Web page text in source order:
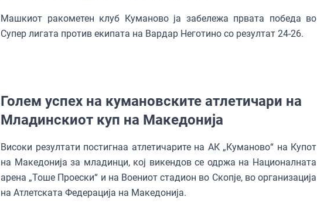
Машкиот ракометен клуб Куманово ја забележа првата победа во
Супер лигата против екипата на Вардар Неготино со резултат 24-26.
Голем успех на кумановските атлетичари на
Младинскиот куп на Македонија
Високи резултати постигнаа атлетичарите на АК „Куманово“ на Купот
на Македонија за младинци, кој викендов се одржа на Националната
арена „Тоше Проески“ и на Воениот стадион во Скопје, во организација
на Атлетската Федерација на Македонија.